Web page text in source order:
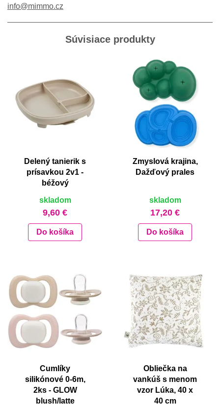
info@mimmo.cz
Súvisiace produkty
Delený tanierik s
prísavkou 2v1 -
béžový
skladom
9,60 €
Do košíka
Zmyslová krajina,
Dažďový prales
skladom
17,20 €
Do košíka
Cumlíky
silikónové 0-6m,
2ks - GLOW
blush/latte
Obliečka na
vankúš s menom
vzor Lúka, 40 x
40 cm